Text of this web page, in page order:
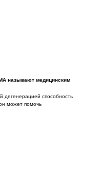
называют медицинским
дегенерацией способность
может помочь